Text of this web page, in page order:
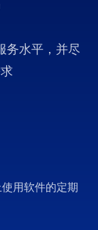
务水平，并尽
用软件的定期